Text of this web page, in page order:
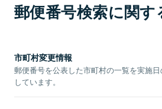
郵便番号検索に関す
市町村変更情報
郵便番号を公表した市町村の一覧を実施
しています。